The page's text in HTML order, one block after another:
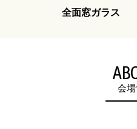
全面窓ガラス
会